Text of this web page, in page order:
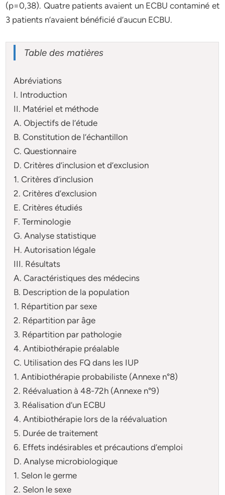
(p=0,38). Quatre patients avaient un ECBU contaminé et
3 patients n’avaient bénéficié d’aucun ECBU.
Table des matières
Abréviations
I. Introduction
II. Matériel et méthode
A. Objectifs de l’étude
B. Constitution de l’échantillon
C. Questionnaire
D. Critères d’inclusion et d’exclusion
1. Critères d’inclusion
2. Critères d’exclusion
E. Critères étudiés
F. Terminologie
G. Analyse statistique
H. Autorisation légale
III. Résultats
A. Caractéristiques des médecins
B. Description de la population
1. Répartition par sexe
2. Répartition par âge
3. Répartition par pathologie
4. Antibiothérapie préalable
C. Utilisation des FQ dans les IUP
1. Antibiothérapie probabiliste (Annexe n°8)
2. Réévaluation à 48-72h (Annexe n°9)
3. Réalisation d’un ECBU
4. Antibiothérapie lors de la réévaluation
5. Durée de traitement
6. Effets indésirables et précautions d’emploi
D. Analyse microbiologique
1. Selon le germe
2. Selon le sexe